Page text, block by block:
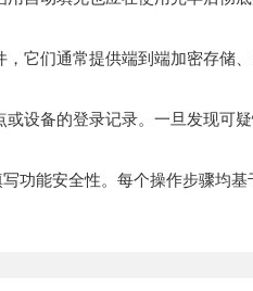
它们通常提供端到端加密存
设备的登录记录。一旦发现可
功能安全性。每个操作步骤均